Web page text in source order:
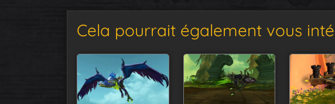
Cela pourrait également vous